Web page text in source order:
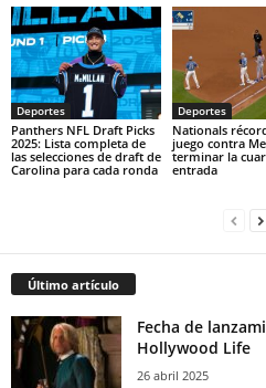
Deportes
Panthers NFL Draft Picks
2025: Lista completa de
las selecciones de draft de
Carolina para cada ronda
Deportes
Nationals
juego contra
terminar la
entrada
Último artículo
Fecha de
Hollywood Life
26 abril 2025